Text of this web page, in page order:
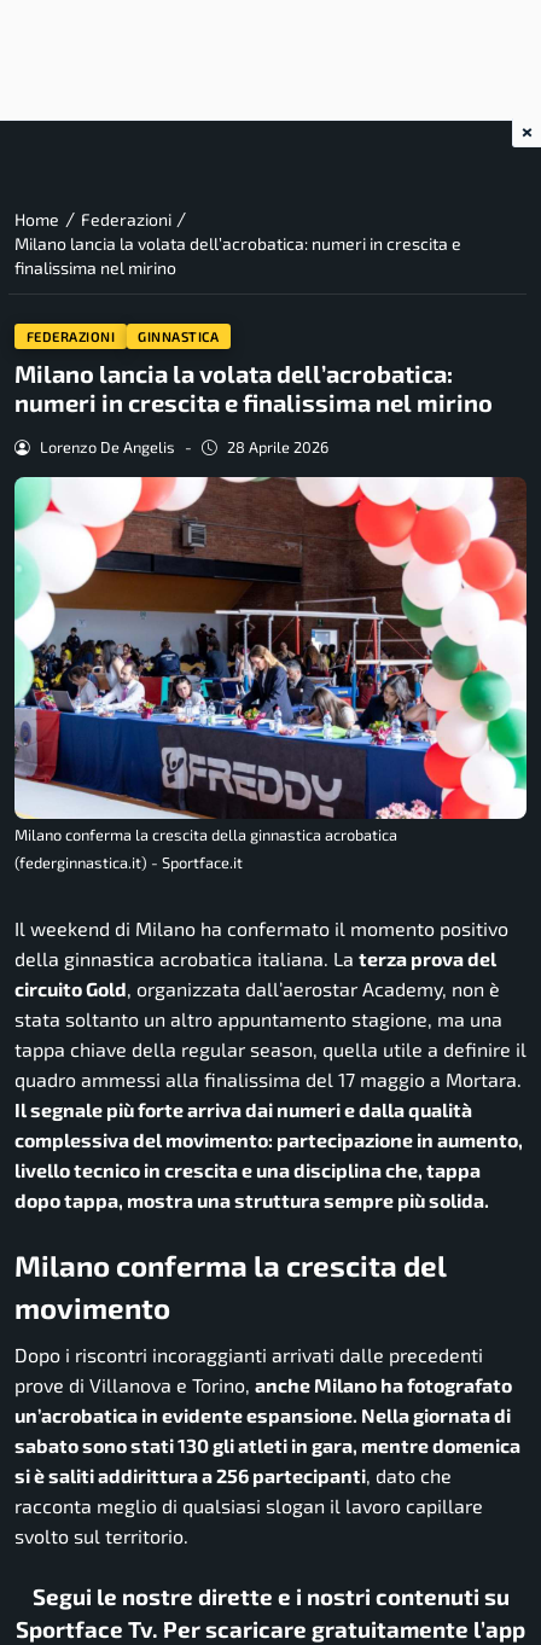
Home / Federazioni /
Milano lancia la volata dell’acrobatica: numeri in crescita e
finalissima nel mirino
FEDERAZIONI GINNASTICA
Milano lancia la volata dell’acrobatica:
numeri in crescita e finalissima nel mirino
Lorenzo De Angelis - 28 Aprile 2026
Milano conferma la crescita della ginnastica acrobatica
(federginnastica.it) - Sportface.it
Il weekend di Milano ha confermato il momento positivo
della ginnastica acrobatica italiana. La terza prova del
circuito Gold, organizzata dall’aerostar Academy, non è
stata soltanto un altro appuntamento stagione, ma una
tappa chiave della regular season, quella utile a definire il
quadro ammessi alla finalissima del 17 maggio a Mortara.
Il segnale più forte arriva dai numeri e dalla qualità
complessiva del movimento: partecipazione in aumento,
livello tecnico in crescita e una disciplina che, tappa
dopo tappa, mostra una struttura sempre più solida.
Milano conferma la crescita del
movimento
Dopo i riscontri incoraggianti arrivati dalle precedenti
prove di Villanova e Torino, anche Milano ha fotografato
un’acrobatica in evidente espansione. Nella giornata di
sabato sono stati 130 gli atleti in gara, mentre domenica
si è saliti addirittura a 256 partecipanti, dato che
racconta meglio di qualsiasi slogan il lavoro capillare
svolto sul territorio.
Segui le nostre dirette e i nostri contenuti su
Sportface Tv. Per scaricare gratuitamente l’app
×